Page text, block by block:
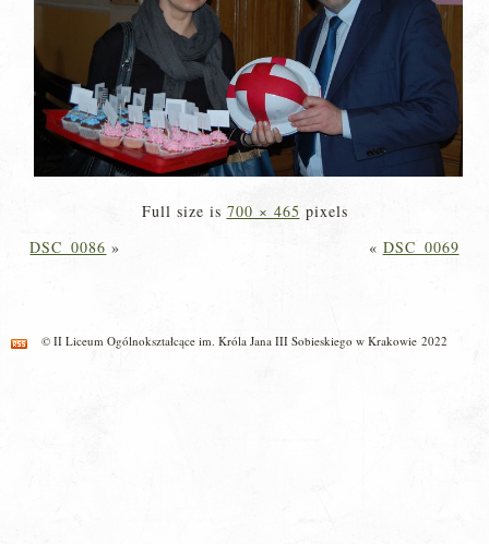
Full size is 700 × 465 pixels
DSC_0086 » « DSC_0069
© II Liceum Ogólnokształcące im. Króla Jana III Sobieskiego w Krakowie 2022